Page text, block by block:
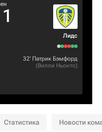
1
Лидс
32‎’‎ Патрик Бэмфорд
(Вилли Ньонто)
Статистика Новости